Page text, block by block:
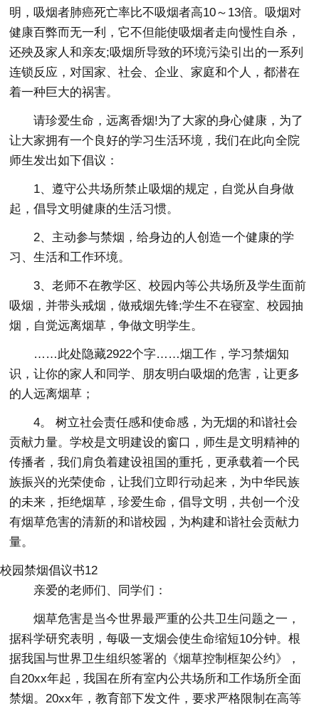
明，吸烟者肺癌死亡率比不吸烟者高10～13倍。吸烟对
健康百弊而无一利，它不但能使吸烟者走向慢性自杀，
还殃及家人和亲友;吸烟所导致的环境污染引出的一系列
连锁反应，对国家、社会、企业、家庭和个人，都潜在
着一种巨大的祸害。
请珍爱生命，远离香烟!为了大家的身心健康，为了
让大家拥有一个良好的学习生活环境，我们在此向全院
师生发出如下倡议：
1、遵守公共场所禁止吸烟的规定，自觉从自身做
起，倡导文明健康的生活习惯。
2、主动参与禁烟，给身边的人创造一个健康的学
习、生活和工作环境。
3、老师不在教学区、校园内等公共场所及学生面前
吸烟，并带头戒烟，做戒烟先锋;学生不在寝室、校园抽
烟，自觉远离烟草，争做文明学生。
……此处隐藏2922个字……烟工作，学习禁烟知
识，让你的家人和同学、朋友明白吸烟的危害，让更多
的人远离烟草；
4。 树立社会责任感和使命感，为无烟的和谐社会
贡献力量。学校是文明建设的窗口，师生是文明精神的
传播者，我们肩负着建设祖国的重托，更承载着一个民
族振兴的光荣使命，让我们立即行动起来，为中华民族
的未来，拒绝烟草，珍爱生命，倡导文明，共创一个没
有烟草危害的清新的和谐校园，为构建和谐社会贡献力
量。
校园禁烟倡议书12
亲爱的老师们、同学们：
烟草危害是当今世界最严重的公共卫生问题之一，
据科学研究表明，每吸一支烟会使生命缩短10分钟。根
据我国与世界卫生组织签署的《烟草控制框架公约》，
自20xx年起，我国在所有室内公共场所和工作场所全面
禁烟。20xx年，教育部下发文件，要求严格限制在高等